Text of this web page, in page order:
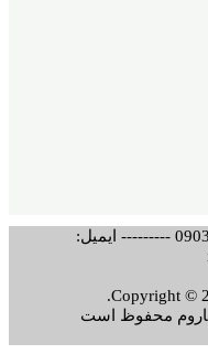
تماس با ما: 02188537875 - 09033877211 --------- ایمیل:
Copyright ©
محفوظ است